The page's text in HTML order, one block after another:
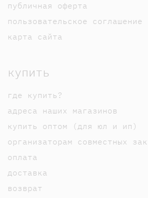
публичная оферта
пользовательское соглашение
карта сайта
купить
где купить?
адреса наших магазинов
купить оптом (для юл и ип)
организаторам совместных
оплата
доставка
возврат